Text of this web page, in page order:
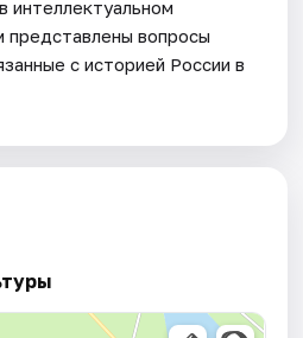
интеллектуальном
представлены вопросы
с историей России в